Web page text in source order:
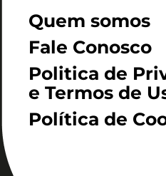
Quem somos
Fale Conosco
Politica de
e Termos de
Política de